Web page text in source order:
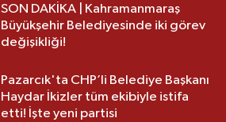
SON DAKİKA | Kahramanmaraş
Büyükşehir Belediyesinde iki görev
değişikliği!
Pazarcık'ta CHP’li Belediye Başkanı
Haydar İkizler tüm ekibiyle istifa
etti! İşte yeni partisi